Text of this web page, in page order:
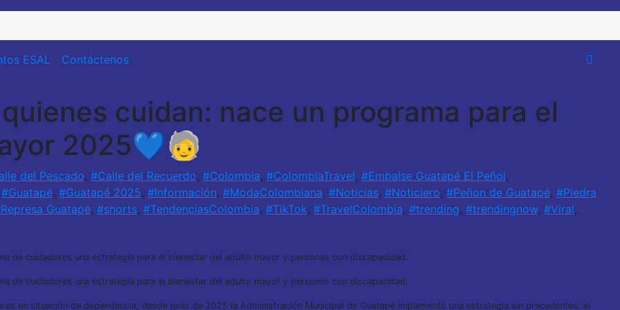
ESAL
Contáctenos
cuidan: nace un programa para el
2025💙🧓
del Pescado, #Calle del Recuerdo, #Colombia, #ColombiaTravel, #Embalse Guatapé El Peñol,
#Guatapé, #Guatapé 2025, #Información, #ModaColombiana, #Noticias, #Noticiero, #Peñon de Guatapé, #Piedra
Guatapé, #shorts, #TendenciasColombia, #TikTok, #TravelColombia, #trending, #trendingnow, #Viral,
de cuidadores una estrategia para el bienestar del adulto mayor y personas con discapacidad.
de cuidadores una estrategia para el bienestar del adulto mayor y personas con discapacidad.
en situación de dependencia, desde junio de 2025 la Administración Municipal de Guatapé implementó una estrategia sin precedentes: el